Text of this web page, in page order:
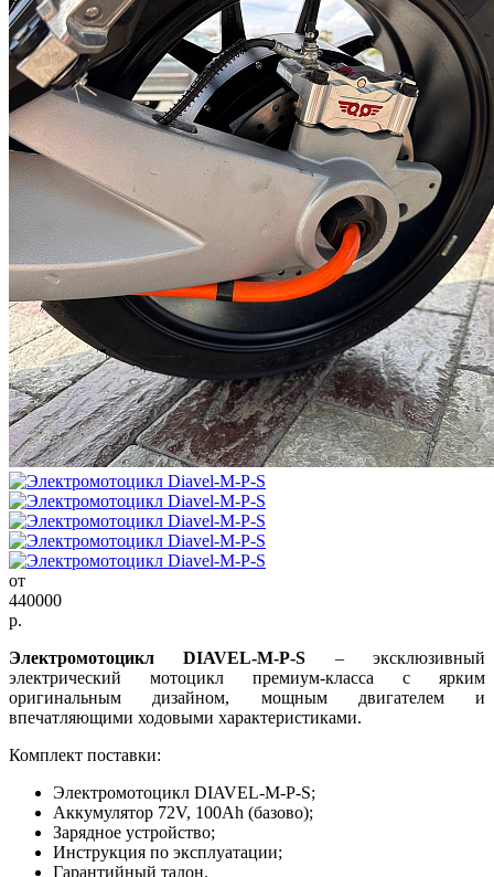
от
440000
р.
Электромотоцикл DIAVEL-M-P-S – эксклюзивный
электрический мотоцикл премиум-класса с ярким
оригинальным дизайном, мощным двигателем и
впечатляющими ходовыми характеристиками.
Комплект поставки:
Электромотоцикл DIAVEL-M-P-S;
Аккумулятор 72V, 100Ah (базово);
Зарядное устройство;
Инструкция по эксплуатации;
Гарантийный талон.